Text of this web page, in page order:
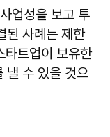
업성을 보고 투
된 사례는 제한
타트업이 보유한
낼 수 있을 것으